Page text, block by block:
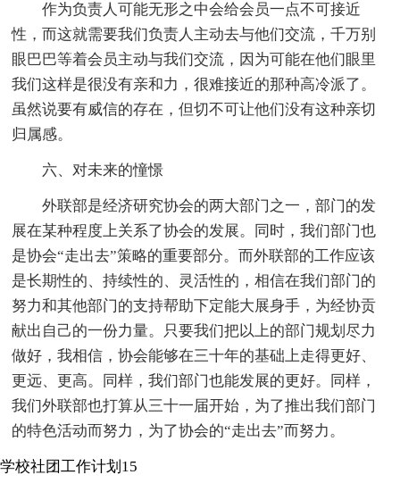
作为负责人可能无形之中会给会员一点不可接近
性，而这就需要我们负责人主动去与他们交流，千万别
眼巴巴等着会员主动与我们交流，因为可能在他们眼里
我们这样是很没有亲和力，很难接近的那种高冷派了。
虽然说要有威信的存在，但切不可让他们没有这种亲切
归属感。
六、对未来的憧憬
外联部是经济研究协会的两大部门之一，部门的发
展在某种程度上关系了协会的发展。同时，我们部门也
是协会“走出去”策略的重要部分。而外联部的工作应该
是长期性的、持续性的、灵活性的，相信在我们部门的
努力和其他部门的支持帮助下定能大展身手，为经协贡
献出自己的一份力量。只要我们把以上的部门规划尽力
做好，我相信，协会能够在三十年的基础上走得更好、
更远、更高。同样，我们部门也能发展的更好。同样，
我们外联部也打算从三十一届开始，为了推出我们部门
的特色活动而努力，为了协会的“走出去”而努力。
学校社团工作计划15